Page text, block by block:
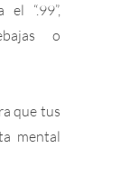
el “.99”,
o
que tus
mental